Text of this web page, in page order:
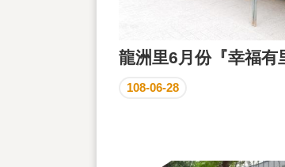
108-06-28